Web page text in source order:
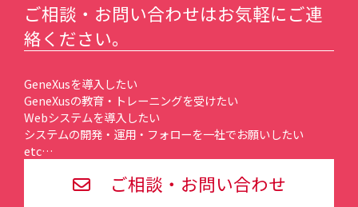
ご相談・お問い合わせはお気軽にご連
絡ください。
GeneXusを導入したい
GeneXusの教育・トレーニングを受けたい
Webシステムを導入したい
システムの開発・運用・フォローを一社でお願いしたい
etc…
ご相談・お問い合わせ